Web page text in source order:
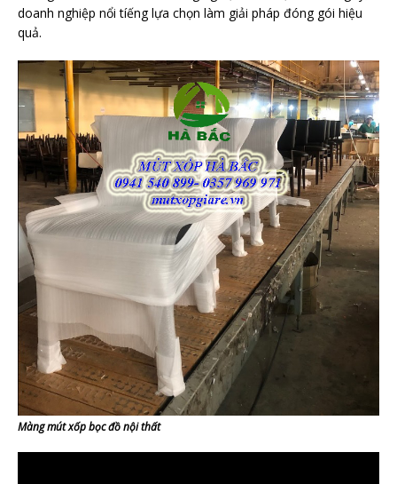
doanh nghiệp nổi tíếng lựa chọn làm giải pháp đóng gói hiệu
quả.
Màng mút xốp bọc đồ nội thất